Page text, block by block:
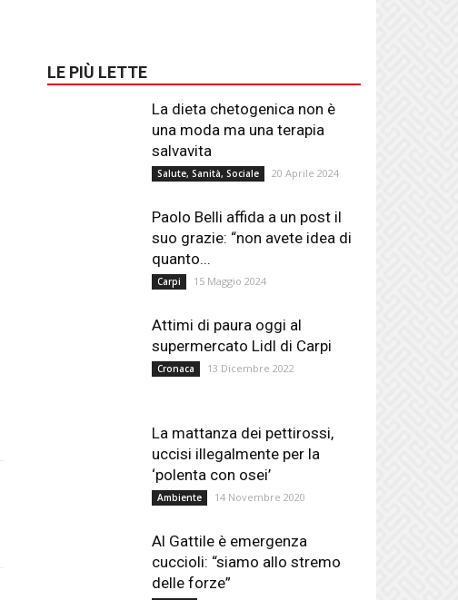
LE PIÙ LETTE
La dieta chetogenica non è
una moda ma una terapia
salvavita
Salute, Sanità, Sociale 20 Aprile 2024
Paolo Belli affida a un post il
suo grazie: “non avete idea di
quanto...
Carpi 15 Maggio 2024
Attimi di paura oggi al
supermercato Lidl di Carpi
Cronaca 13 Dicembre 2022
La mattanza dei pettirossi,
uccisi illegalmente per la
‘polenta con osei’
Ambiente 14 Novembre 2020
Al Gattile è emergenza
cuccioli: “siamo allo stremo
delle forze”